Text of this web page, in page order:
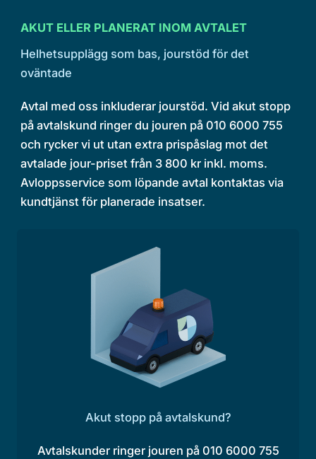
AKUT ELLER PLANERAT INOM AVTALET
Helhetsupplägg som bas, jourstöd för det
oväntade
Avtal med oss inkluderar jourstöd. Vid akut stopp
på avtalskund ringer du jouren på 010 6000 755
och rycker vi ut utan extra prispåslag mot det
avtalade jour-priset från 3 800 kr inkl. moms.
Avloppsservice som löpande avtal kontaktas via
kundtjänst för planerade insatser.
Akut stopp på avtalskund?
Avtalskunder ringer jouren på 010 6000 755